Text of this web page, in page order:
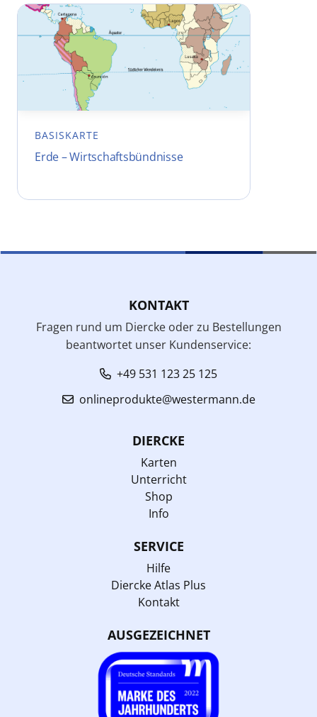
BASISKARTE
Erde – Wirtschaftsbündnisse
KONTAKT
Fragen rund um Diercke oder zu Bestellungen
beantwortet unser Kundenservice:
+49 531 123 25 125
onlineprodukte@westermann.de
DIERCKE
Karten
Unterricht
Shop
Info
SERVICE
Hilfe
Diercke Atlas Plus
Kontakt
AUSGEZEICHNET